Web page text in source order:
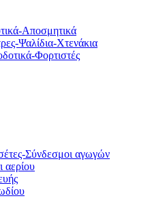
Αποσμητικά
Ψαλίδια-Χτενάκια
Φορτιστές
Σύνδεσμοι αγωγών
αερίου